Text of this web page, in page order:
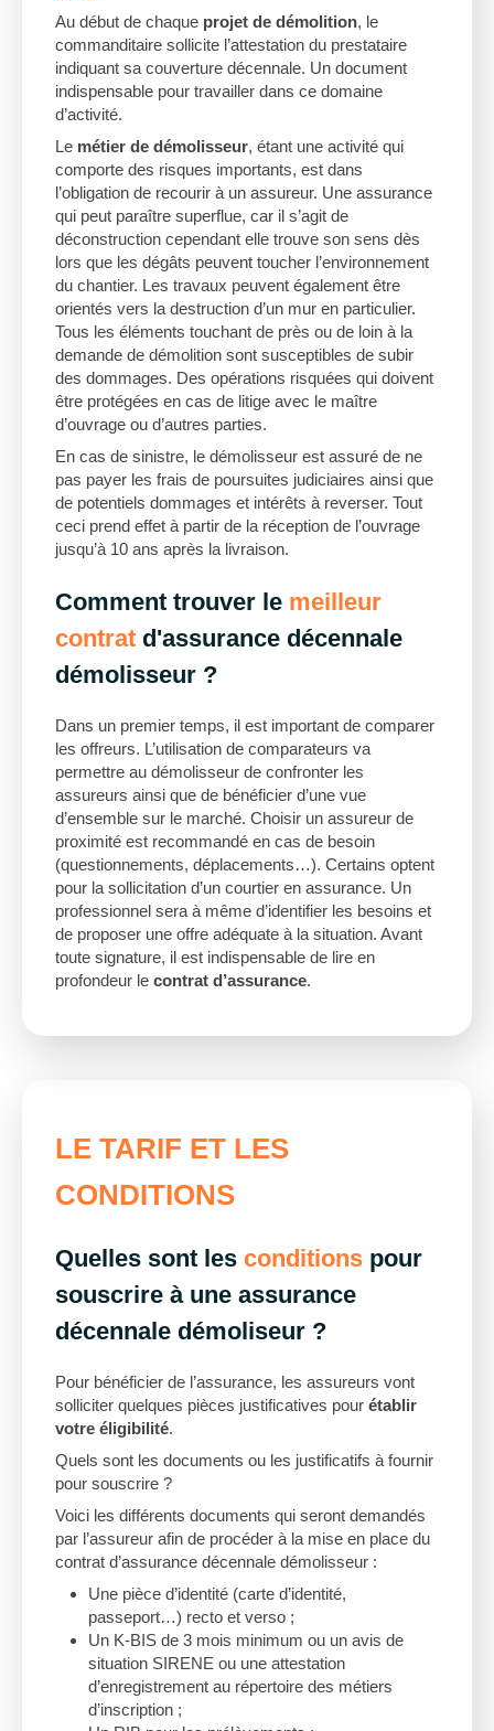
Au début de chaque projet de démolition, le
commanditaire sollicite l’attestation du prestataire
indiquant sa couverture décennale. Un document
indispensable pour travailler dans ce domaine
d’activité.
Le métier de démolisseur, étant une activité qui
comporte des risques importants, est dans
l’obligation de recourir à un assureur. Une assurance
qui peut paraître superflue, car il s’agit de
déconstruction cependant elle trouve son sens dès
lors que les dégâts peuvent toucher l’environnement
du chantier. Les travaux peuvent également être
orientés vers la destruction d’un mur en particulier.
Tous les éléments touchant de près ou de loin à la
demande de démolition sont susceptibles de subir
des dommages. Des opérations risquées qui doivent
être protégées en cas de litige avec le maître
d’ouvrage ou d’autres parties.
En cas de sinistre, le démolisseur est assuré de ne
pas payer les frais de poursuites judiciaires ainsi que
de potentiels dommages et intérêts à reverser. Tout
ceci prend effet à partir de la réception de l’ouvrage
jusqu’à 10 ans après la livraison.
Comment trouver le meilleur
contrat d'assurance décennale
démolisseur ?
Dans un premier temps, il est important de comparer
les offreurs. L’utilisation de comparateurs va
permettre au démolisseur de confronter les
assureurs ainsi que de bénéficier d’une vue
d’ensemble sur le marché. Choisir un assureur de
proximité est recommandé en cas de besoin
(questionnements, déplacements…). Certains optent
pour la sollicitation d’un courtier en assurance. Un
professionnel sera à même d’identifier les besoins et
de proposer une offre adéquate à la situation. Avant
toute signature, il est indispensable de lire en
profondeur le contrat d’assurance.
LE TARIF ET LES
CONDITIONS
Quelles sont les conditions pour
souscrire à une assurance
décennale démoliseur ?
Pour bénéficier de l’assurance, les assureurs vont
solliciter quelques pièces justificatives pour établir
votre éligibilité.
Quels sont les documents ou les justificatifs à fournir
pour souscrire ?
Voici les différents documents qui seront demandés
par l’assureur afin de procéder à la mise en place du
contrat d’assurance décennale démolisseur :
Une pièce d’identité (carte d’identité,
passeport…) recto et verso ;
Un K-BIS de 3 mois minimum ou un avis de
situation SIRENE ou une attestation
d’enregistrement au répertoire des métiers
d’inscription ;